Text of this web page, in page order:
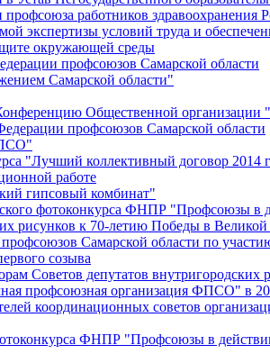
работников
экспертизы условий труда и
окружающей среды
профсоюзов Самарской области
Самарской области"
Общественной организации
профсоюзов Самарской области
"Лучший коллективный договор 2014
работе
гипсовый комбинат"
фотоконкурса ФНПР "Профсоюзы в
рисунков к 70-летию Победы в
Самарской области по
созыва
Советов депутатов внутригородских
профсоюзная организация ФПСО" в
координационных советов
ФНПР "Профсоюзы в